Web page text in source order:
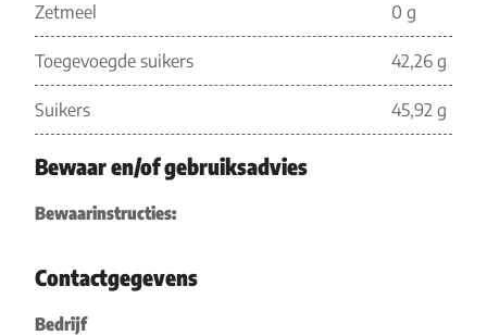
Zetmeel 0 g
Toegevoegde suikers 42,26 g
Suikers 45,92 g
Bewaar en/of gebruiksadvies
Bewaarinstructies:
Contactgegevens
Bedrijf